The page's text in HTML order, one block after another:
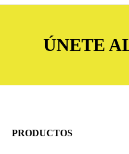
ÚNETE
PRODUCTOS